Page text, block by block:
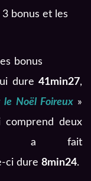
bonus et les
bonus
dure 41min27,
le Noël Foireux»
deux
a fait
ci dure 8min24.